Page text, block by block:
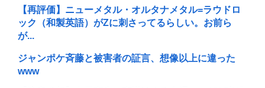
【再評価】ニューメタル・オルタナメタル=ラウドロ
ック（和製英語）がZに刺さってるらしい。お前ら
が...
ジャンポケ斉藤と被害者の証言、想像以上に違った
www